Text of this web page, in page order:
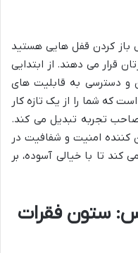
باز کردن قفل هایی هستید
قرار می دهند. از ابتدایی
و دسترسی به قابلیت های
که شما را از یک تازه کار
تجربه تبدیل می کند.
کننده امنیت و شفافیت در
تا با خیالی آسوده، بر
ستون فقرات